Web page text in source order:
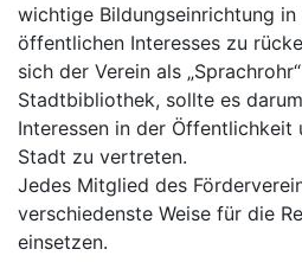
wichtige Bildungseinrichtung
öffentlichen Interesses zu
sich der Verein als
Stadtbibliothek, sollte es
Interessen in der Öffentlichkeit
Stadt zu vertreten.
Jedes Mitglied des
verschiedenste Weise für die
einsetzen.